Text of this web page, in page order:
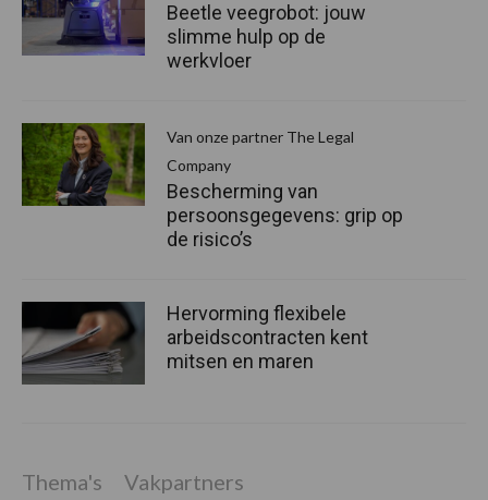
Beetle veegrobot: jouw
slimme hulp op de
werkvloer
Van onze partner The Legal
Company
Bescherming van
persoonsgegevens: grip op
de risico’s
Hervorming flexibele
arbeidscontracten kent
mitsen en maren
Thema's Vakpartners